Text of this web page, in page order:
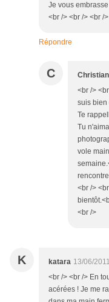
Je vous
<br /> <br /> <br />
Répondre
C
<br />
suis bien
Te
Tu
vole
<br />
<br />
K katara 13/06/
<br /> <br /> En
acérées ! Je me